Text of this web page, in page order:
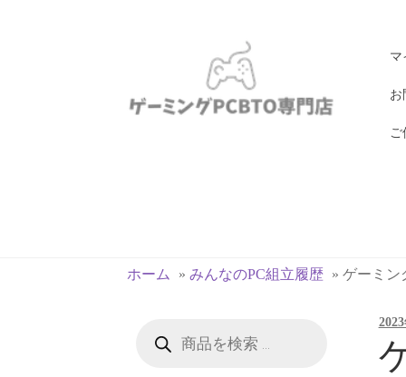
ー
ッ
ン
マ
お
ご
ホーム »みんなのPC組立履歴 »ゲーミン